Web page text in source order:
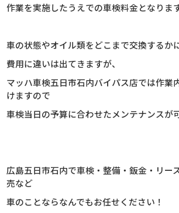
作業を実施したうえでの車検料金となりま
車の状態やオイル類をどこまで交換するか
費用に違いは出てきますが、
マッハ車検五日市石内バイパス店では作業
けますので
車検当日の予算に合わせたメンテナンスが
広島五日市石内で車検・整備・鈑金・リー
売など
車のことならなんでもお任せください！